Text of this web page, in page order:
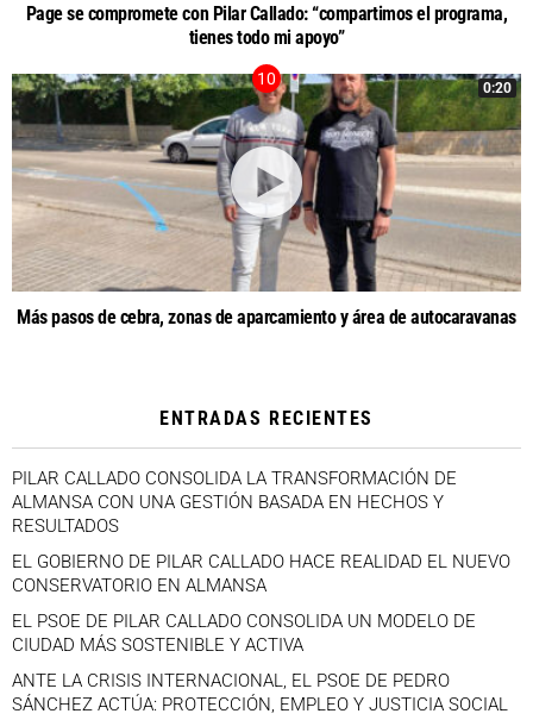
Page se compromete con Pilar Callado: “compartimos el programa,
tienes todo mi apoyo”
0:20
Más pasos de cebra, zonas de aparcamiento y área de autocaravanas
ENTRADAS RECIENTES
PILAR CALLADO CONSOLIDA LA TRANSFORMACIÓN DE
ALMANSA CON UNA GESTIÓN BASADA EN HECHOS Y
RESULTADOS
EL GOBIERNO DE PILAR CALLADO HACE REALIDAD EL NUEVO
CONSERVATORIO EN ALMANSA
EL PSOE DE PILAR CALLADO CONSOLIDA UN MODELO DE
CIUDAD MÁS SOSTENIBLE Y ACTIVA
ANTE LA CRISIS INTERNACIONAL, EL PSOE DE PEDRO
SÁNCHEZ ACTÚA: PROTECCIÓN, EMPLEO Y JUSTICIA SOCIAL